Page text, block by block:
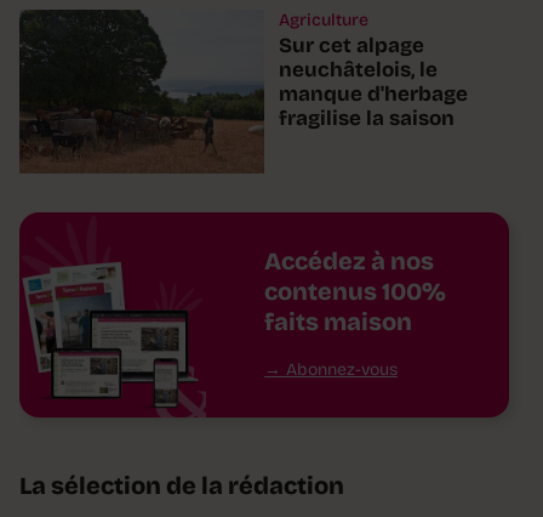
Agriculture
Sur cet alpage
neuchâtelois, le
manque d'herbage
fragilise la saison
Accédez à nos
contenus 100%
faits maison
Abonnez-vous
La sélection de la rédaction